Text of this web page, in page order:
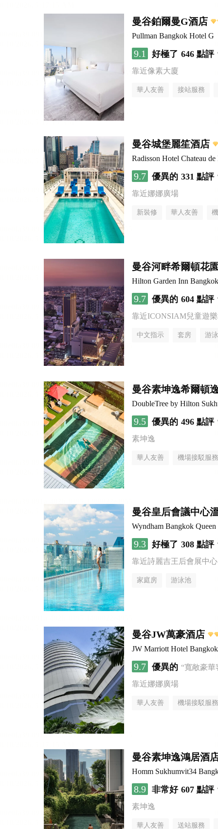
曼谷鉑爾曼G酒店
Pullman Bangkok Hotel G
9.1 好極了 646 點評
靠近像素大廈
華人友善 接站服務
曼谷城堡麗笙酒店
Radisson Hotel Chateau
9.7 優異的 331 點評
靠近娜娜廣場
新裝修 華人友善
曼谷河畔希爾頓花
Hilton Garden Inn
9.7 優異的 604 點評
靠近ICONSIAM兒童遊
中文指示 套房 游
曼谷素坤逸希爾頓
DoubleTree by Hilton
9.5 優異的 496 點評
素坤逸
華人友善 機場接駁服務
曼谷皇后會議中心
Wyndham Bangkok
9.3 好極了 308 點評
靠近詩麗吉王后會展中心
家庭房 游泳池
曼谷JW萬豪酒店
JW Marriott Hotel Bangkok
9.7 優異的 “寬敞豪
靠近娜娜廣場
華人友善 機場接駁服務
曼谷素坤逸鴻居酒
Homm Sukhumvit34
8.9 非常好 607 點評
素坤逸
華人友善 送站服務